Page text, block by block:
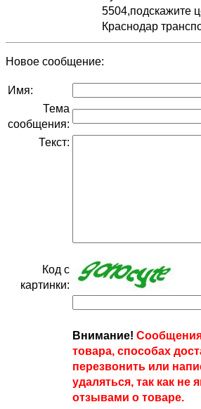
5504,подскажите
Краснодар
Новое сообщение:
Имя:
Тема
сообщения:
Текст:
Код с
картинки:
Внимание!
товара, способах
перезвонить или
удаляться, так как не
отзывами о товаре.